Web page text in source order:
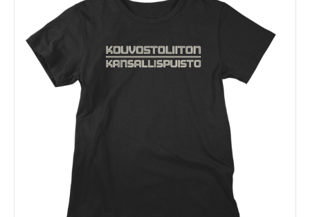
muunnelma.
valinnat
tuotteen